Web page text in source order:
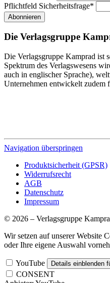
Pflichtfeld Sicherheitsfrage*
Abonnieren
Die Verlagsgruppe
Die Verlagsgruppe Kamprad ist
Spektrum des Verlagswesens
auch in englischer Sprache),
Unternehmen entwickelt zudem
Navigation überspringen
Produktsicherheit (GPSR)
Widerrufsrecht
AGB
Datenschutz
Impressum
© 2026 – Verlagsgruppe
Wir setzen auf unserer Website
oder Ihre eigene Auswahl
YouTube Details einblenden
CONSENT